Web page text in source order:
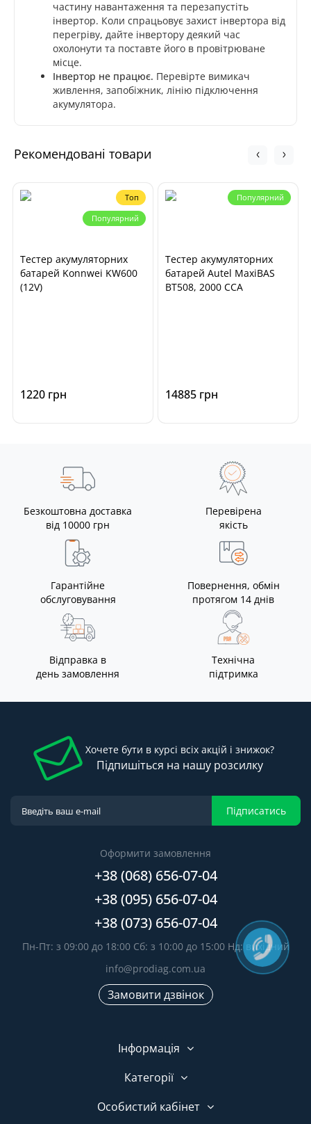
частину навантаження та перезапустіть
інвертор. Коли спрацьовує захист інвертора від
перегріву, дайте інвертору деякий час
охолонути та поставте його в провітрюване
місце.
Інвертор не працює. Перевірте вимикач
живлення, запобіжник, лінію підключення
акумулятора.
Рекомендовані товари
Топ
Популярний
Тестер акумуляторних
батарей Konnwei KW600
(12V)
1220 грн
Популярний
Тестер акумуляторних
батарей Autel MaxiBAS
BT508, 2000 CCA
14885 грн
Безкоштовна доставка
від 10000 грн
Перевірена
якість
Гарантійне
обслуговування
Повернення, обмін
протягом 14 днів
Відправка в
день замовлення
Технічна
підтримка
Хочете бути в курсі всіх акцій і знижок?
Підпишіться на нашу розсилку
Підписатись
Оформити замовлення
+38 (068) 656-07-04
+38 (095) 656-07-04
+38 (073) 656-07-04
Пн-Пт: з 09:00 до 18:00 Сб: з 10:00 до 15:00 Нд: вихідний
info@prodiag.com.ua
Замовити дзвінок
Інформація
Категорії
Особистий кабінет